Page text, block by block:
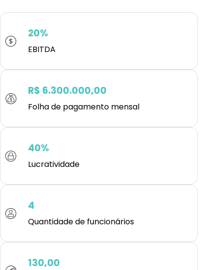
20%
EBITDA
R$ 6.300.000,00
Folha de pagamento mensal
40%
Lucratividade
4
Quantidade de funcionários
130,00